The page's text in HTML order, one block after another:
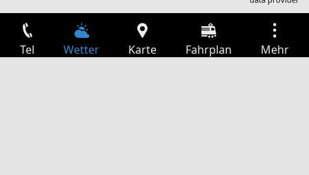
Tel Wetter Karte Fahrplan Mehr